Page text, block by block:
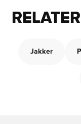
Jakker